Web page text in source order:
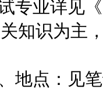
业详见《
知识为主
点：见笔